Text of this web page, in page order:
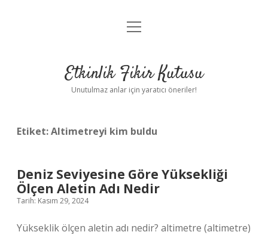
Anasayfa
Yasal Uyarı
menüyü
Etkinlik Fikir Kutusu
Unutulmaz anlar için yaratıcı öneriler!
Etiket:Altimetreyi kim buldu
Deniz Seviyesine Göre Yüksekliği
Ölçen Aletin Adı Nedir
Tarih: Kasım 29, 2024
Yükseklik ölçen aletin adı nedir? altimetre (altimetre)